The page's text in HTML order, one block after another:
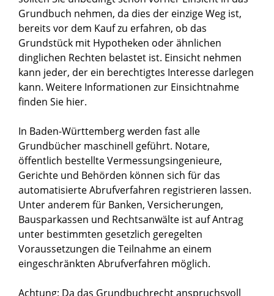
Grundbuch nehmen, da dies der einzige Weg ist,
bereits vor dem Kauf zu erfahren, ob das
Grundstück mit Hypotheken oder ähnlichen
dinglichen Rechten belastet ist. Einsicht nehmen
kann jeder, der ein berechtigtes Interesse darlegen
kann. Weitere Informationen zur Einsichtnahme
finden Sie hier.
In Baden-Württemberg werden fast alle
Grundbücher maschinell geführt. Notare,
öffentlich bestellte Vermessungsingenieure,
Gerichte und Behörden können sich für das
automatisierte Abrufverfahren registrieren lassen.
Unter anderem für Banken, Versicherungen,
Bausparkassen und Rechtsanwälte ist auf Antrag
unter bestimmten gesetzlich geregelten
Voraussetzungen die Teilnahme an einem
eingeschränkten Abrufverfahren möglich.
Achtung: Da das Grundbuchrecht anspruchsvoll